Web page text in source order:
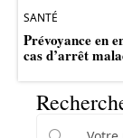
SANTÉ
Prévoyance en
cas d’arrêt